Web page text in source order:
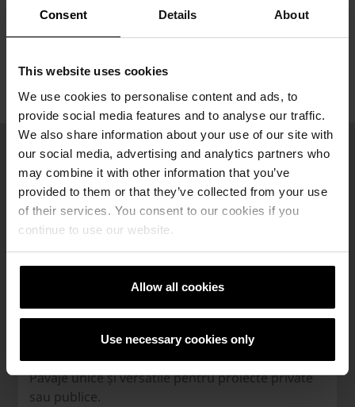
Consent Details About
This website uses cookies
We use cookies to personalise content and ads, to
provide social media features and to analyse our traffic.
We also share information about your use of our site with
our social media, advertising and analytics partners who
may combine it with other information that you’ve
provided to them or that they’ve collected from your use
of their services. You consent to our cookies if you
continue to use our website.
Allow all cookies
Use necessary cookies only
Pavaj La Linia
Pavaje unice și versatile pentru proiecte private
sau publice.